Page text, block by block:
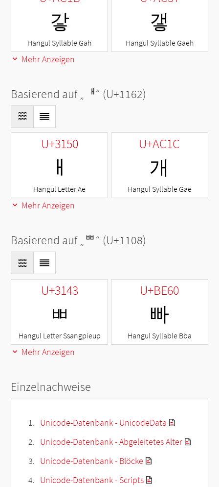
갛
Hangul Syllable Gah
갷
Hangul Syllable Gaeh
Mehr Anzeigen
Basierend auf „ ᅢ“ (U+1162)
U+3150
ㅐ
Hangul Letter Ae
U+AC1C
개
Hangul Syllable Gae
Mehr Anzeigen
Basierend auf „ᄈ“ (U+1108)
U+3143
ㅃ
Hangul Letter Ssangpieup
U+BE60
빠
Hangul Syllable Bba
Mehr Anzeigen
Einzelnachweise
Unicode-Datenbank - UnicodeData
Unicode-Datenbank - Abgeleitetes Alter
Unicode-Datenbank - Blöcke
Unicode-Datenbank - Scripts